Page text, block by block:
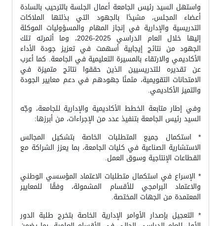
واستهل السيد رئيس الجامعة أعمال الجلسة بالترحيب بالسادة
أعضاء المجلس، مشيدًا بالجهود التي بذلتها الملاكات
التدريسية والإدارية في إنجاز المهام والمسؤوليات الموكلة
إليها خلال العام الدراسي 2025-2026، وما أثمرته تلك
الجهود من نتائج إيجابية أسهمت في تعزيز جودة الأداء
الأكاديمي والارتقاء بالمسيرة التعليمية في الجامعة. كما أعرب
عن تقديره للتدريسيين الذين حققوا نتائج متميزة في
الامتحانات التقويمية، مثمنًا جهودهم في دعم معايير الجودة
والتميز الأكاديمي.
وفي إطار متابعة الخطط الأكاديمية والإدارية للجامعة، وجّه
السيد رئيس الجامعة بتنفيذ عدد من الإجراءات، من أبرزها:
* استكمال جميع المتطلبات الخاصة بتشكيل المجالس
الاستشارية الصناعية في كليات الجامعة، بما يعزز الشراكة مع
القطاعات الإنتاجية وسوق العمل.
* الإسراع في استكمال متطلبات الاعتماد المؤسسي الوطني
والاعتماد البرامجي للأقسام المشمولة، وفقًا للمعايير
المعتمدة من الجهات المختصة.
* التعجيل بإصدار الأوامر الإدارية الخاصة بتخرج طلبة الدور